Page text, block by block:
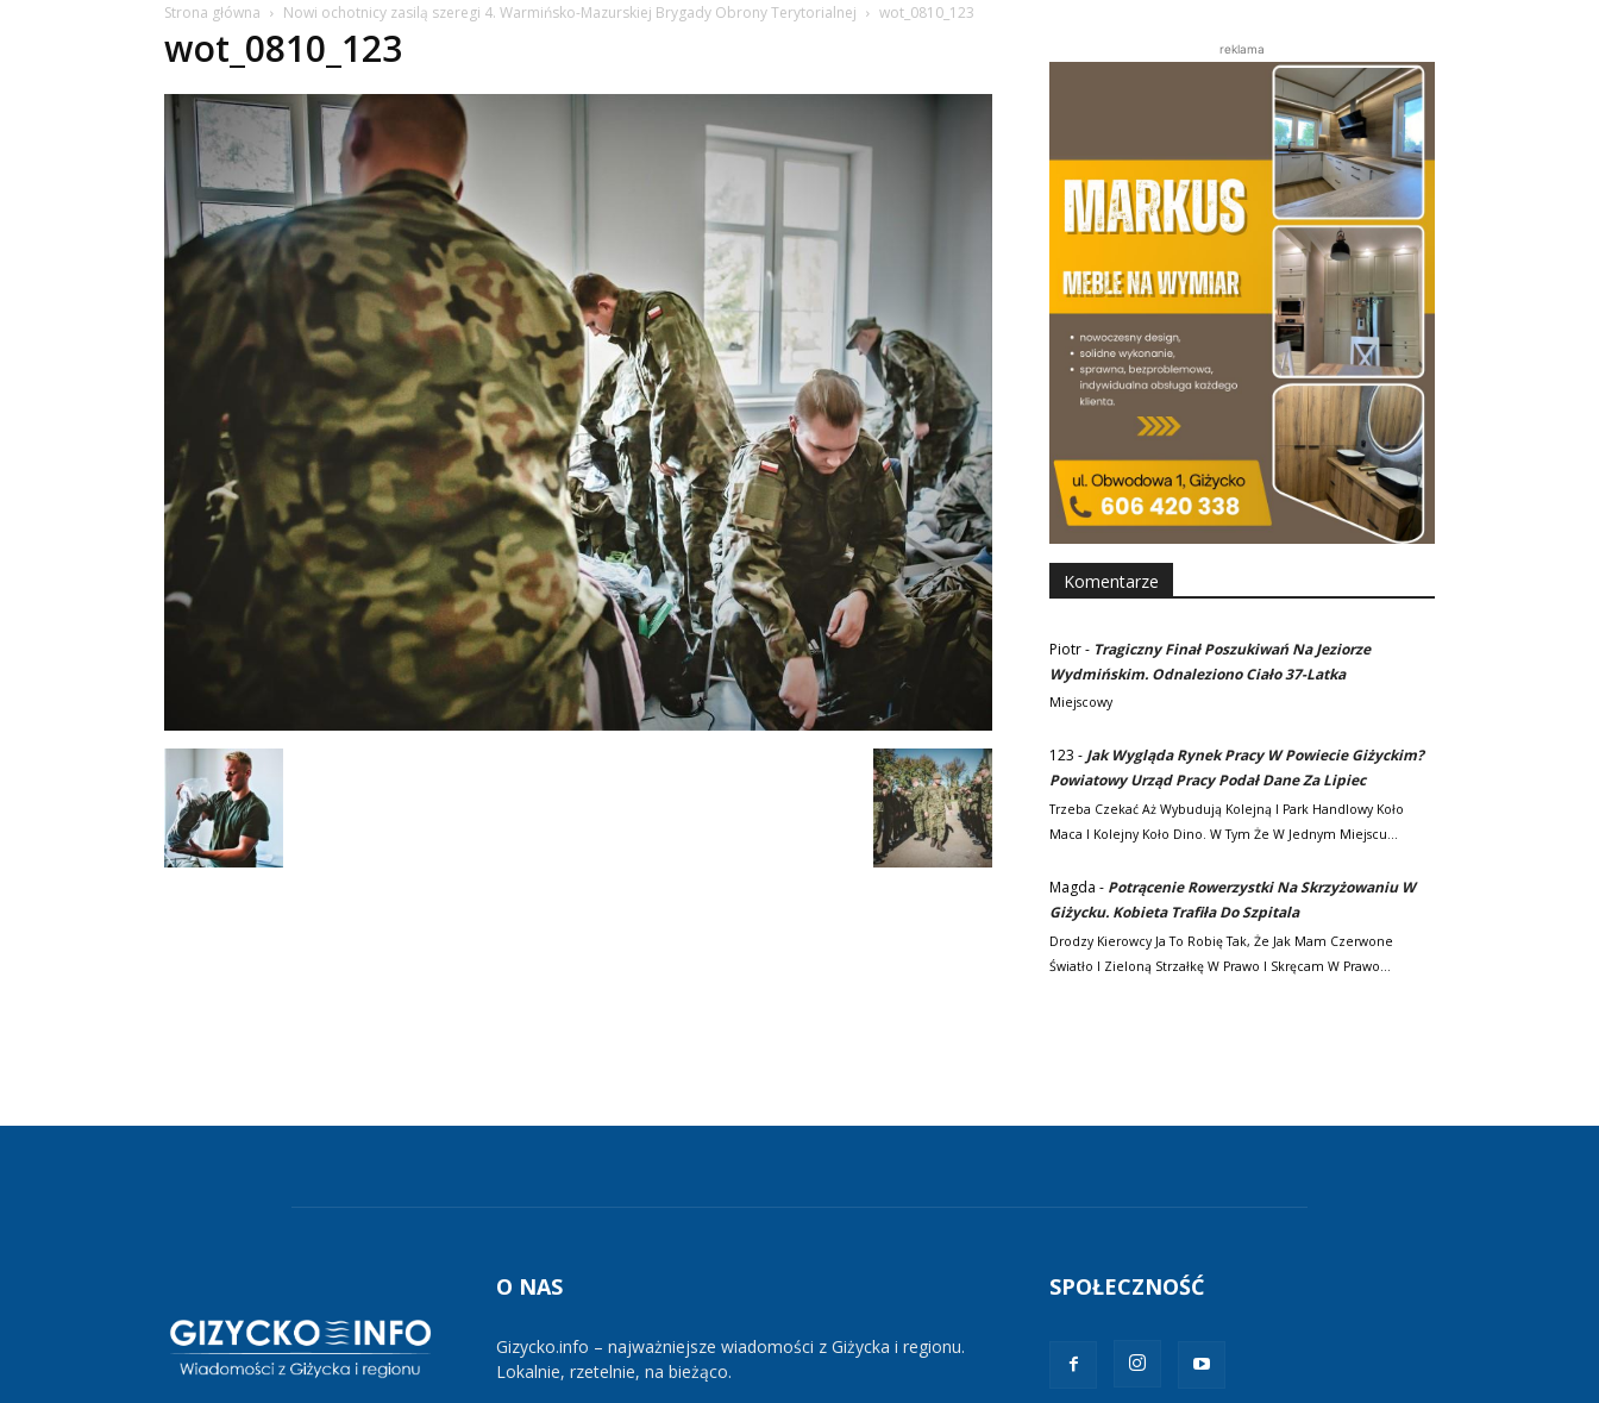
Strona główna Nowi ochotnicy zasilą szeregi 4. Warmińsko-Mazurskiej Brygady Obrony Terytorialnej wot_0810_123
wot_0810_123 reklama
Komentarze
Piotr- Tragiczny Finał Poszukiwań Na Jeziorze
Wydmińskim. Odnaleziono Ciało 37-Latka
Miejscowy
123 - Jak Wygląda Rynek Pracy W Powiecie Giżyckim?
Powiatowy Urząd Pracy Podał Dane Za Lipiec
Trzeba Czekać Aż Wybudują Kolejną I Park Handlowy Koło
Maca I Kolejny Koło Dino. W Tym Że W Jednym Miejscu…
Magda - Potrącenie Rowerzystki Na Skrzyżowaniu W
Giżycku. Kobieta Trafiła Do Szpitala
Drodzy Kierowcy Ja To Robię Tak, Że Jak Mam Czerwone
Światło I Zieloną Strzałkę W Prawo I Skręcam W Prawo…
O NAS
Gizycko.info – najważniejsze wiadomości z Giżycka i regionu.
Lokalnie, rzetelnie, na bieżąco.
SPOŁECZNOŚĆ